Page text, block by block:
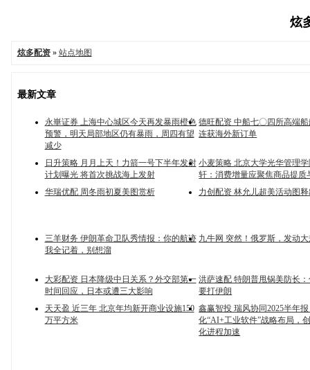
炫
炫多配资» 站点地图
最新文章
永崋证券 上海中心城区今天再发暴雨橙色
预警，明天局部地区仍有暴雨，周四有望
减少
德旺配资 中船七〇四所高端
连获海外新订单
日升策略 月月上天！力箭一号下半年发射
计划曝光 将首次挑战海上发射
小麦策略 北京大学光华管理
轩：消费增量应聚焦商品提质
华瑞优配 周冬雨初夏美图赏析
力创配资 林允儿超美活动图
三羊财务 伊朗革命卫队秀情报：你的航迹
我全记着，别想溜
九牛网 突然！俄罗斯，发动
大彩配资 日本降级中日关系？外交部第一
时间回应，日本或遭三大影响
洪萨速配 特朗普甩锅美防长
要打伊朗
天天盈 近三年 北京年均新开商业设施150
万平方米
鑫赢智投 瑞风协同2025半年
化“AI+工业软件”战略布局，
化进程加速